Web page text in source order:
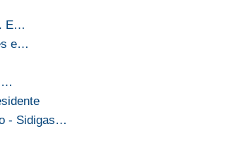
E…
e…
- Sidigas…